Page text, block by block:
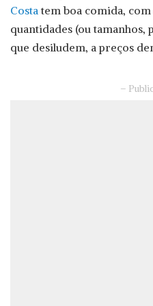
Costatem boa comida,
quantidades (ou
que desiludem, a preços
–